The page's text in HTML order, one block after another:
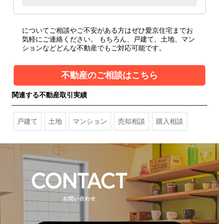
についてご相談やご不安がある方はぜひ愛京住宅までお
気軽にご連絡ください。
もちろん、戸建て、土地、マン
ションなどどんな不動産でもご対応可能です。
不動産のご相談はこちら
関連する不動産取引実績
戸建て 土地 マンション 売却相談 購入相談